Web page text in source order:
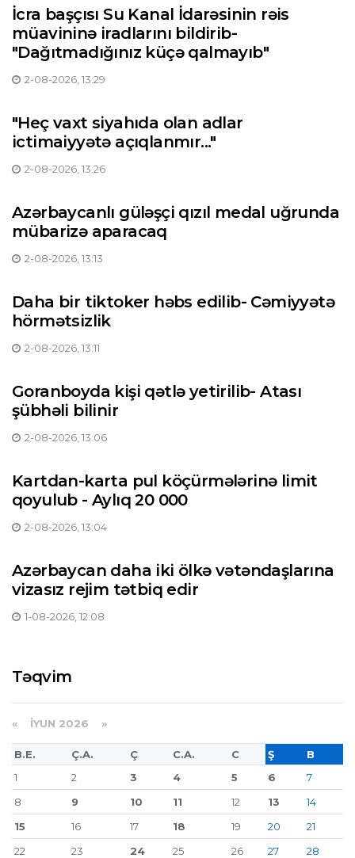
İcra başçısı Su Kanal İdarəsinin rəis
müavininə iradlarını bildirib-
"Dağıtmadığınız küçə qalmayıb"
2-08-2026, 13:29
"Heç vaxt siyahıda olan adlar
ictimaiyyətə açıqlanmır..."
2-08-2026, 13:26
Azərbaycanlı güləşçi qızıl medal uğrunda
mübarizə aparacaq
2-08-2026, 13:13
Daha bir tiktoker həbs edilib- Cəmiyyətə
hörmətsizlik
2-08-2026, 13:11
Goranboyda kişi qətlə yetirilib- Atası
şübhəli bilinir
2-08-2026, 13:06
Kartdan-karta pul köçürmələrinə limit
qoyulub - Aylıq 20 000
2-08-2026, 13:04
Azərbaycan daha iki ölkə vətəndaşlarına
vizasız rejim tətbiq edir
1-08-2026, 12:08
Təqvim
« İYUN 2026 »
B.E. Ç.A. Ç C.A. C Ş
B
1
2 3 4 5 6
7
8
9 10 11 12 13
14
15
16 17 18 19 20
21
22
23 24 25 26 27
28